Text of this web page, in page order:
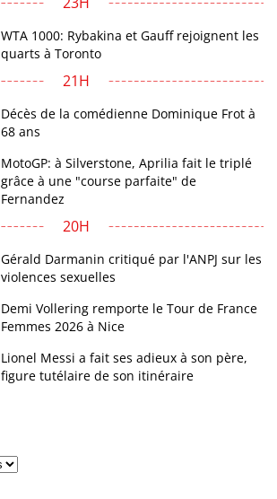
WTA 1000: Rybakina et Gauff rejoignent les
quarts à Toronto
21H
Décès de la comédienne Dominique Frot à
68 ans
MotoGP: à Silverstone, Aprilia fait le triplé
grâce à une "course parfaite" de
Fernandez
20H
Gérald Darmanin critiqué par l'ANPJ sur les
violences sexuelles
Demi Vollering remporte le Tour de France
Femmes 2026 à Nice
Lionel Messi a fait ses adieux à son père,
figure tutélaire de son itinéraire